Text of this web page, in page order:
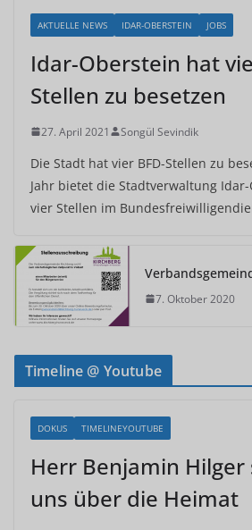
AKTUELLE NEWS IDAR-OBERSTEIN JOBS
Idar-Oberstein hat
Stellen zu besetzen
27. April 2021 Songül Sevindik
Die Stadt hat vier BFD-Stellen zu
Jahr bietet die Stadtverwaltung
vier Stellen im
7. Oktober 2020
Timeline @ Youtube
DOKUS TIMELINEYOUTUBE
Herr Benjamin
uns über die Heimat